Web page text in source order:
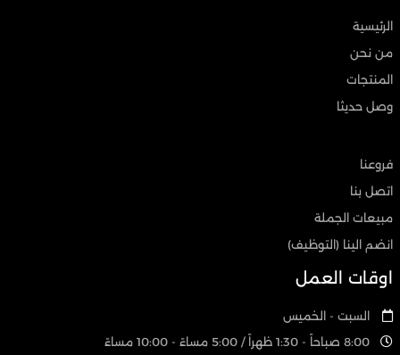
الرئيسية
من نحن
المنتجات
وصل حديثا
فروعنا
اتصل بنا
مبيعات الجملة
انضم الينا (التوظيف)
اوقات العمل
السبت - الخميس
8:00 صباحاً - 1:30 ظهراً / 5:00 مساءً - 10:00 مساءً